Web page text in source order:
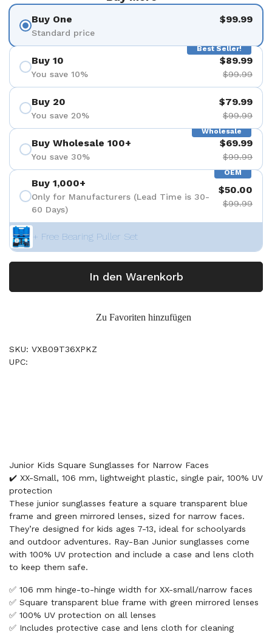
Buy One
Standard price
$99.99
Best Seller!
Buy 10
You save 10%
$89.99
$99.99
Buy 20
You save 20%
$79.99
$99.99
Wholesale
Buy Wholesale 100+
You save 30%
$69.99
$99.99
OEM
Buy 1,000+
Only for Manufacturers (Lead Time is 30-
60 Days)
$50.00
$99.99
+ Free Bearing Puller Set
In den Warenkorb
Zu Favoriten hinzufügen
SKU: VXB09T36XPKZ
UPC:
Junior Kids Square Sunglasses for Narrow Faces
✔️ XX-Small, 106 mm, lightweight plastic, single pair, 100% UV
protection
These junior sunglasses feature a square transparent blue
frame and green mirrored lenses, sized for narrow faces.
They’re designed for kids ages 7-13, ideal for schoolyards
and outdoor adventures. Ray-Ban Junior sunglasses come
with 100% UV protection and include a case and lens cloth
to keep them safe.
✅ 106 mm hinge-to-hinge width for XX-small/narrow faces
✅ Square transparent blue frame with green mirrored lenses
✅ 100% UV protection on all lenses
✅ Includes protective case and lens cloth for cleaning